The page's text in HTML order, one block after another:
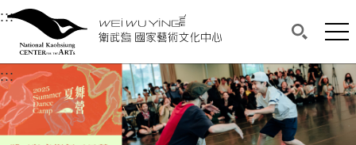
衛武營國家藝術文化中心
中央內容區塊，為本頁主要內容區。
:::選單連結區塊，此區塊列有本網站主要連結。
衛武營國家藝術文化中心
搜尋(開
網
:::中央內容區塊，為本頁主要內容區。